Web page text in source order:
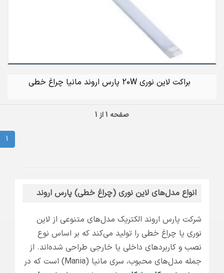
براکت لاین نوری 20W پارس اروند مانیا چراغ خطی
صفحه 1 از 1
1
انواع مدل‌های لاین نوری (چراغ خطی) پارس اروند
شرکت پارس اروند الکتریک مدل‌های متنوعی از لاین
نوری یا چراغ خطی را تولید می‌کند که بر اساس نوع
نصب و کاربردهای داخلی یا خارجی طراحی شده‌اند. از
جمله مدل‌های محبوب، سری مانیا (Mania) است که در